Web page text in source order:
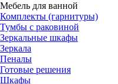
Мебель для ванной
Комплекты (гарнитуры)
Тумбы с раковиной
Зеркальные шкафы
Зеркала
Пеналы
Готовые решения
Шкафы